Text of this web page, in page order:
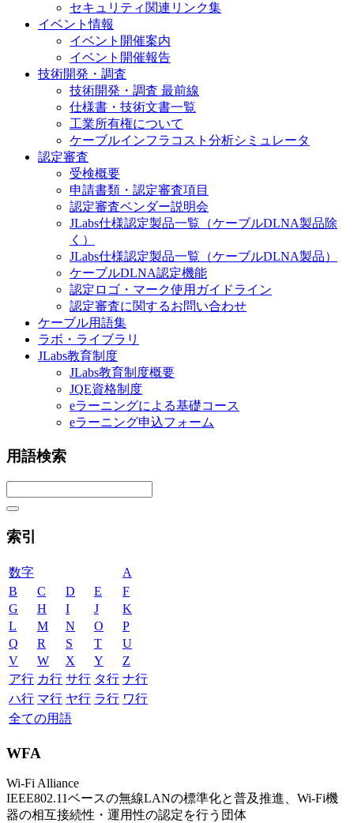
セキュリティ関連リンク集
イベント情報
イベント開催案内
イベント開催報告
技術開発・調査
技術開発・調査 最前線
仕様書・技術文書一覧
工業所有権について
ケーブルインフラコスト分析シミュレータ
認定審査
受検概要
申請書類・認定審査項目
認定審査ベンダー説明会
JLabs仕様認定製品一覧（ケーブルDLNA製品除
く）
JLabs仕様認定製品一覧（ケーブルDLNA製品）
ケーブルDLNA認定機能
認定ロゴ・マーク使用ガイドライン
認定審査に関するお問い合わせ
ケーブル用語集
ラボ・ライブラリ
JLabs教育制度
JLabs教育制度概要
JQE資格制度
eラーニングによる基礎コース
eラーニング申込フォーム
用語検索
索引
数字
A
B
C D E
F
G
H I J
K
L
M N O
P
Q
R S T
U
V
W X Y
Z
ア行 カ行 サ行 タ行 ナ行
ハ行 マ行 ヤ行 ラ行 ワ行
全ての用語
WFA
Wi-Fi Alliance
IEEE802.11ベースの無線LANの標準化と普及推進、Wi-Fi機
器の相互接続性・運用性の認定を行う団体